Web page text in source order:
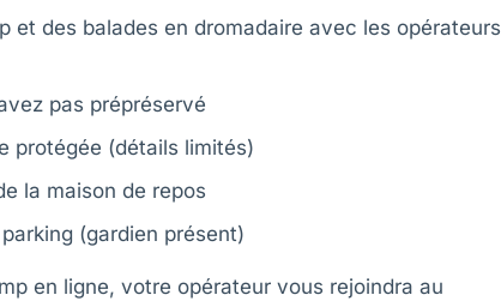
et des balades en dromadaire avec les opérateurs
pas prépréservé
protégée (détails limités)
la maison de repos
(gardien présent)
en ligne, votre opérateur vous rejoindra au